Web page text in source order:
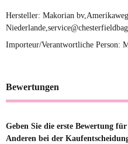
Hersteller: Makorian
Importeur/Verantwortliche Person:
Bewertungen
Geben Sie die erste Bewertung
Anderen bei der